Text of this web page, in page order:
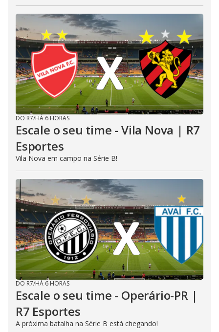
DO R7/HÁ 6 HORAS
Escale o seu time - Vila Nova | R7
Esportes
Vila Nova em campo na Série B!
DO R7/HÁ 6 HORAS
Escale o seu time - Operário-PR |
R7 Esportes
A próxima batalha na Série B está chegando!